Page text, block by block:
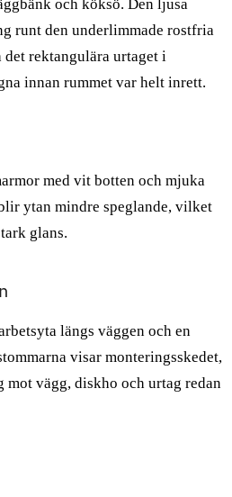
och köksö. Den ljusa
runt den underlimmade rostfria
rektangulära urtaget i
innan rummet var helt inrett.
med vit botten och mjuka
ytan mindre speglande, vilket
glans.
längs väggen och en
visar monteringsskedet,
mot vägg, diskho och urtag redan